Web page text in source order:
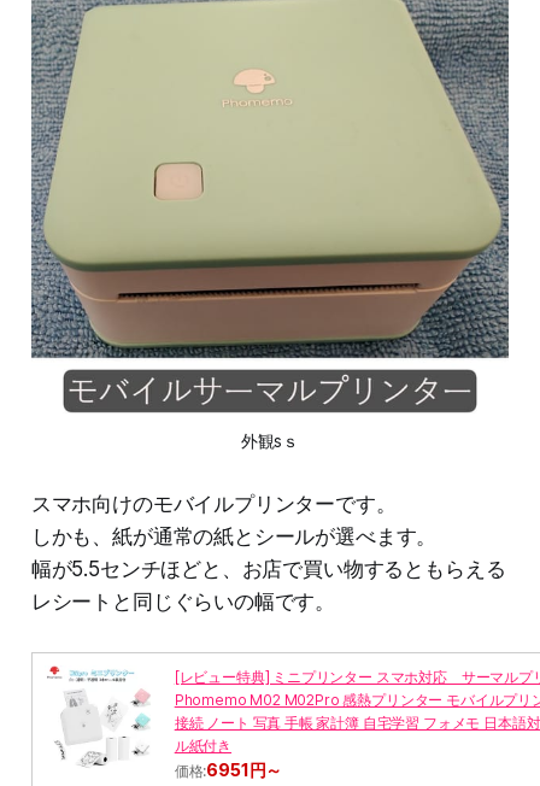
外観sｓ
スマホ向けのモバイルプリンターです。
しかも、紙が通常の紙とシールが選べます。
幅が5.5センチほどと、お店で買い物するともらえる
レシートと同じぐらいの幅です。
[レビュー特典] ミニプリンター スマホ対応 サーマルプ
Phomemo M02 M02Pro 感熱プリンター モバイルプ
接続 ノート 写真 手帳 家計簿 自宅学習 フォメモ 日本語
ル紙付き
価格:6951円～